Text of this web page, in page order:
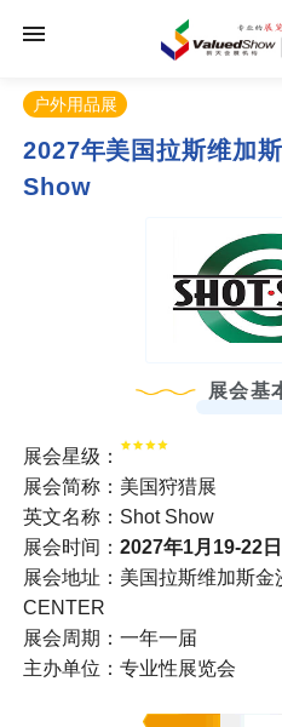
户外用品展
2027年美国拉斯维加
Show
展会基
展会星级：
展会简称：美国狩猎展
英文名称：Shot Show
展会时间： 2027年1月19-22日
展会地址：美国拉斯维加斯
CENTER
展会周期：一年一届
主办单位：专业性展览会